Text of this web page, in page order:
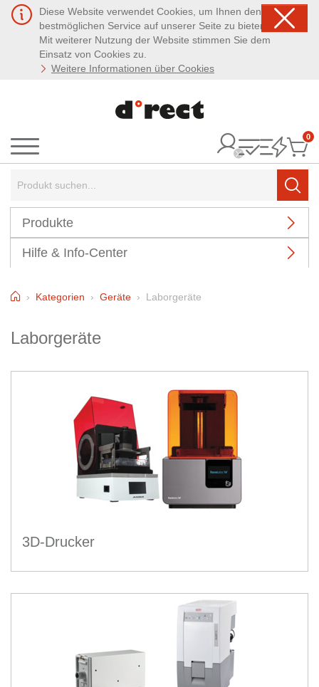
Diese Website verwendet Cookies, um Ihnen den
bestmöglichen Service auf unserer Seite zu bieten.
Mit weiterer Nutzung der Website stimmen Sie dem
Einsatz von Cookies zu.
Weitere Informationen über Cookies
Menü
0
Produkte
Hilfe & Info-Center
HomeKategorien Geräte Laborgeräte
Laborgeräte
3D-Drucker